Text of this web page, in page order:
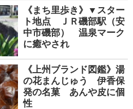
《まち里歩き》▼スター
ト地点 ＪＲ磯部駅（安
中市磯部） 温泉マーク
に癒やされ
《上州ブランド図鑑》湯
の花まんじゅう 伊香保
発の名菓 あんや皮に個
性